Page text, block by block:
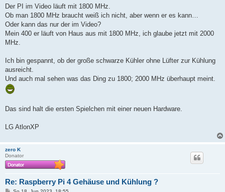
Der PI im Video läuft mit 1800 MHz.
Ob man 1800 MHz braucht weiß ich nicht, aber wenn er es kann…
Oder kann das nur der im Video?
Mein 400 er läuft von Haus aus mit 1800 MHz, ich glaube jetzt mit 2000
MHz.
Ich bin gespannt, ob der große schwarze Kühler ohne Lüfter zur Kühlung
ausreicht.
Und auch mal sehen was das Ding zu 1800; 2000 MHz überhaupt meint.
Das sind halt die ersten Spielchen mit einer neuen Hardware.
LG AtlonXP
zero K
Donator
Re: Raspberry Pi 4 Gehäuse und Kühlung ?
B